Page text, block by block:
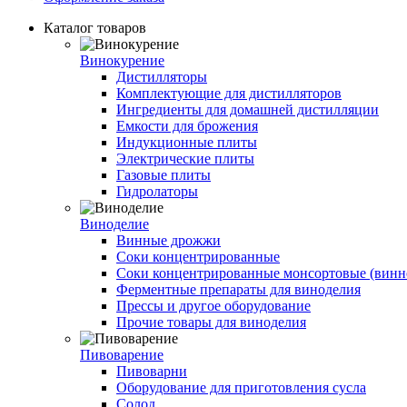
Каталог товаров
Винокурение
Дистилляторы
Комплектующие для дистилляторов
Ингредиенты для домашней дистилляции
Емкости для брожения
Индукционные плиты
Электрические плиты
Газовые плиты
Гидролаторы
Виноделие
Винные дрожжи
Соки концентрированные
Соки концентрированные монсортовые
Ферментные препараты для виноделия
Прессы и другое оборудование
Прочие товары для виноделия
Пивоварение
Пивоварни
Оборудование для приготовления сусла
Солод